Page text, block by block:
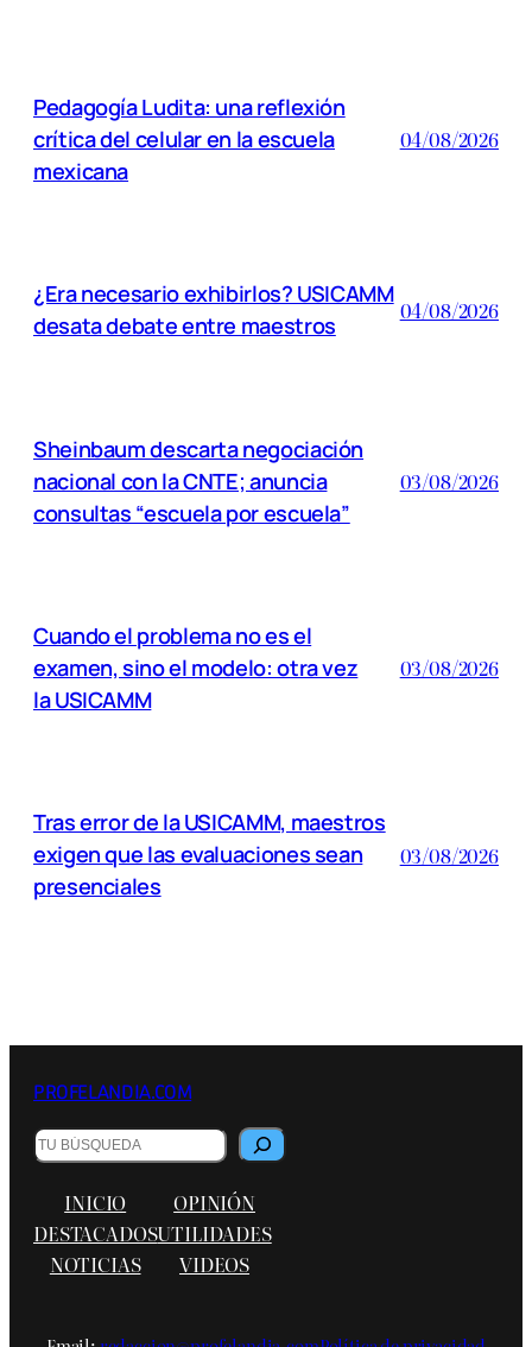
Pedagogía Ludita: una reflexión
crítica del celular en la escuela
mexicana
04/08/2026
¿Era necesario exhibirlos? USICAMM
desata debate entre maestros
04/08/2026
Sheinbaum descarta negociación
nacional con la CNTE; anuncia
consultas “escuela por escuela”
03/08/2026
Cuando el problema no es el
examen, sino el modelo: otra vez
la USICAMM
03/08/2026
Tras error de la USICAMM, maestros
exigen que las evaluaciones sean
presenciales
03/08/2026
PROFELANDIA.COM
B
u
a
r
INICIO
DESTACADOS
NOTICIAS
OPINIÓN
UTILIDADES
VIDEOS